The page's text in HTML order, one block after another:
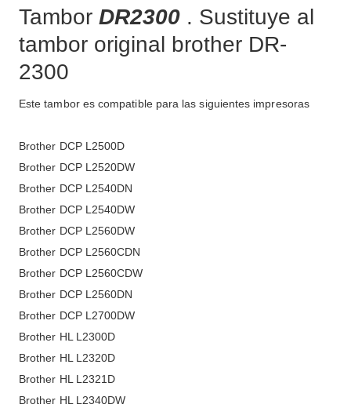
Tambor DR2300 . Sustituye al
tambor original brother DR-
2300
Este tambor es compatible para las siguientes impresoras
Brother DCP L2500D
Brother DCP L2520DW
Brother DCP L2540DN
Brother DCP L2540DW
Brother DCP L2560DW
Brother DCP L2560CDN
Brother DCP L2560CDW
Brother DCP L2560DN
Brother DCP L2700DW
Brother HL L2300D
Brother HL L2320D
Brother HL L2321D
Brother HL L2340DW